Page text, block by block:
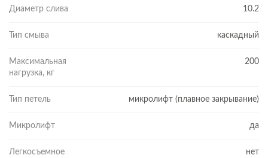
Диаметр слива 10.2
Тип смыва каскадный
Максимальная
нагрузка, кг
200
Тип петель микролифт (плавное закрывание)
Микролифт да
Легкосъемное
нет